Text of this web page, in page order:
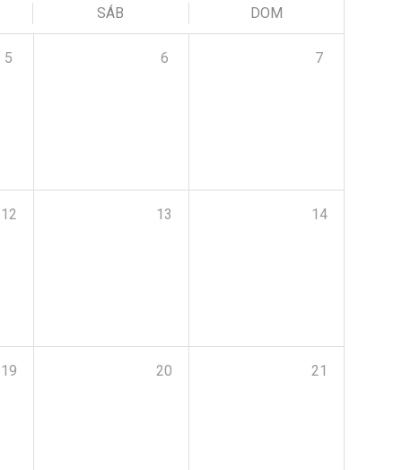
SÁB DOM
5 6 7
12 13 14
19 20 21